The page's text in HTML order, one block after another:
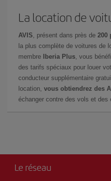
La location de
AVIS , présent dans près de 200
la plus complète de voitures de
membre
Iberia Plus , vous
des tarifs spéciaux pour louer
conducteur supplémentaire
location, vous obtiendrez des
échanger contre des vols et des
Le réseau